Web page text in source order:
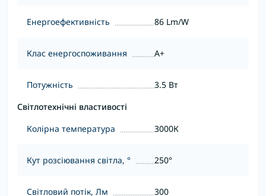
Енергоефективність 86 Lm/W
Клас енергоспоживання A+
Потужність
3.5 Вт
Світлотехнічні властивості
Колірна температура
3000К
Кут розсіювання світла, ° 250°
Світловий потік, Лм 300